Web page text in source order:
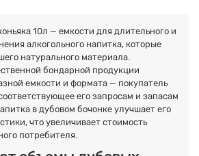
10л — емкости для длительного и
алкогольного напитка, которые
натурального материала.
бондарной продукции
емкости и формата — покупатель
его запросам и запасам
в дубовом бочонке улучшает его
что увеличивает стоимость
потребителя.